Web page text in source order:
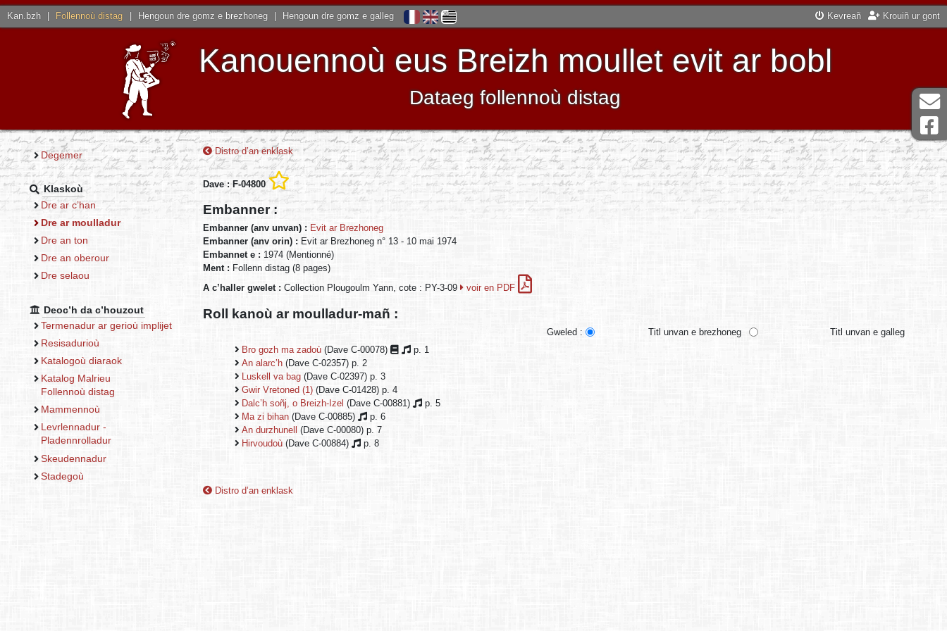
Kan.bzh Follennoù distag Hengoun dre gomz e brezhoneg Hengoun dre gomz e galleg Kevreañ Krouiñ ur gont
Kanouennoù eus Breizh moullet evit ar bobl
Dataeg follennoù distag
Degemer
Klaskoù
Dre ar c’han
Dre ar moulladur
Dre an ton
Dre an oberour
Dre selaou
Deoc’h da c’houzout
Termenadur ar gerioù implijet
Resisadurioù
Katalogoù diaraok
Katalog Malrieu
Follennoù distag
Mammennoù
Levrlennadur -
Pladennrolladur
Skeudennadur
Stadegoù
Distro d’an enklask
Dave : F-04800
Embanner :
Embanner (anv unvan) : Evit ar Brezhoneg
Embanner (anv orin) : Evit ar Brezhoneg n° 13 - 10 mai 1974
Embannet e : 1974 (Mentionné)
Ment : Follenn distag (8 pages)
A c’haller gwelet : Collection Plougoulm Yann, cote : PY-3-09 voir en PDF
Roll kanoù ar moulladur-mañ :
Gweled : Titl unvan e brezhoneg
Titl unvan e galleg
Bro gozh ma zadoù (Dave C-00078)
p. 1
An alarc’h (Dave C-02357) p. 2
Luskell va bag (Dave C-02397) p. 3
Gwir Vretoned (1) (Dave C-01428) p. 4
Dalc’h soñj, o Breizh-Izel (Dave C-00881)
p. 5
Ma zi bihan (Dave C-00885)
p. 6
An durzhunell (Dave C-00080) p. 7
Hirvoudoù (Dave C-00884) p. 8
Distro d’an enklask